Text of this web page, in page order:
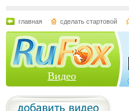
главная сделать стартовой
Видео